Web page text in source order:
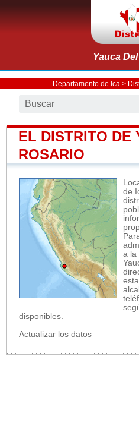
Yauca
Departamento de Ica >
EL DISTRITO DE
ROSARIO
de
a la
disponibles.
Actualizar los datos